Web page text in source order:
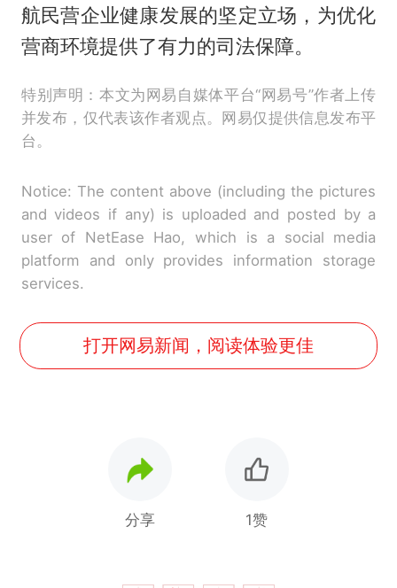
航民营企业健康发展的坚定立场，为优化
营商环境提供了有力的司法保障。
特别声明：本文为网易自媒体平台“网易号”作者上传
并发布，仅代表该作者观点。网易仅提供信息发布平
台。
Notice: The content above (including the pictures
and videos if any) is uploaded and posted by a
user of NetEase Hao, which is a social media
platform and only provides information storage
services.
打开网易新闻，阅读体验更佳
分享 1赞